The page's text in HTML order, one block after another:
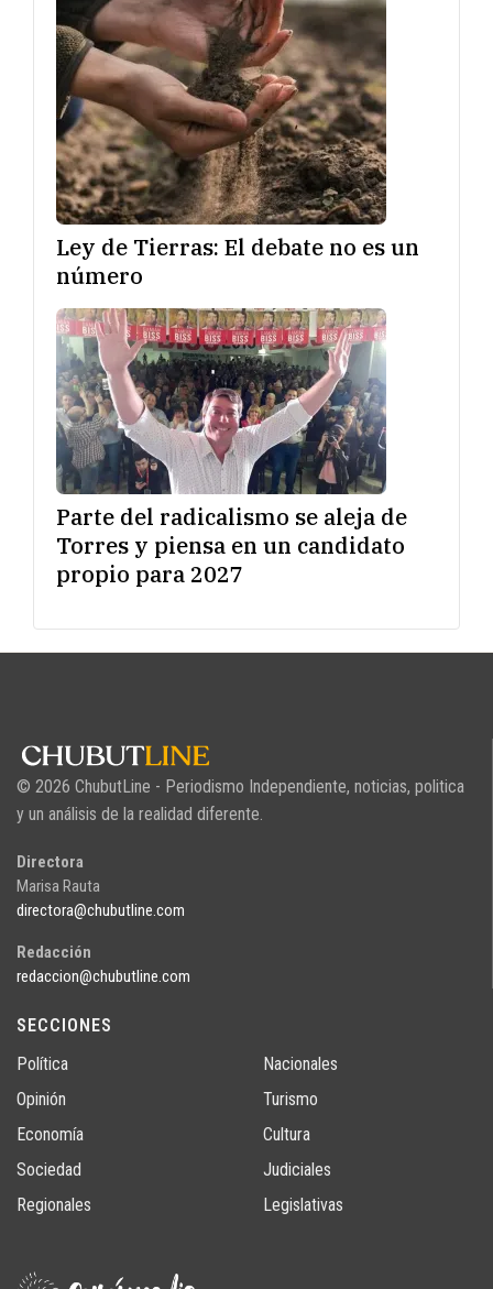
Ley de Tierras: El debate no es un
número
Parte del radicalismo se aleja de
Torres y piensa en un candidato
propio para 2027
© 2026 ChubutLine - Periodismo Independiente, noticias, politica
y un análisis de la realidad diferente.
Directora
Marisa Rauta
directora@chubutline.com
Redacción
redaccion@chubutline.com
SECCIONES
Política
Opinión
Economía
Sociedad
Regionales
Nacionales
Turismo
Cultura
Judiciales
Legislativas